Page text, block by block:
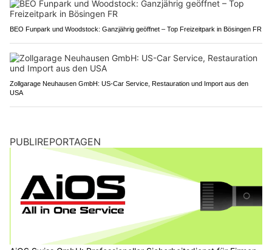
BEO Funpark und Woodstock: Ganzjährig geöffnet – Top Freizeitpark in Bösingen FR
Zollgarage Neuhausen GmbH: US-Car Service, Restauration und Import aus den
USA
PUBLIREPORTAGEN